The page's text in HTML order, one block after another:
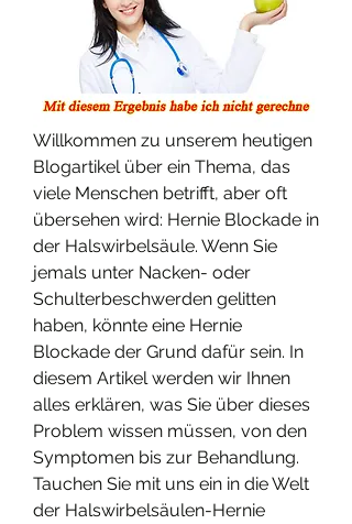
Willkommen zu unserem heutigen
Blogartikel über ein Thema, das
viele Menschen betrifft, aber oft
übersehen wird: Hernie Blockade in
der Halswirbelsäule. Wenn Sie
jemals unter Nacken- oder
Schulterbeschwerden gelitten
haben, könnte eine Hernie
Blockade der Grund dafür sein. In
diesem Artikel werden wir Ihnen
alles erklären, was Sie über dieses
Problem wissen müssen, von den
Symptomen bis zur Behandlung.
Tauchen Sie mit uns ein in die Welt
der Halswirbelsäulen-Hernie